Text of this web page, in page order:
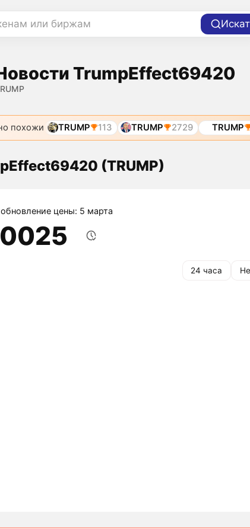
или биржам
TrumpEffect69420
похожи TRUMP 113 TRUMP 2729 TRUMP
(TRUMP)
цены: 5 марта
24 часа